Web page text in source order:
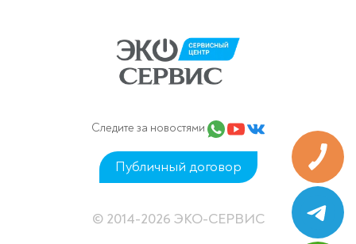
Следите за новостями
Публичный договор
© 2014-2026 ЭКО-СЕРВИС